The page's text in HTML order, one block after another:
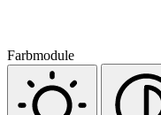
Farbmodule